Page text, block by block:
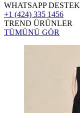
WHATSAPP DESTEK
+1 (424) 335 1456
TREND ÜRÜNLER
TÜMÜNÜ GÖR